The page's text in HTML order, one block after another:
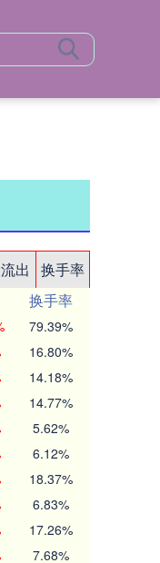
出
换手率
换手率
79.39%
16.80%
14.18%
14.77%
5.62%
6.12%
18.37%
6.83%
17.26%
7.68%